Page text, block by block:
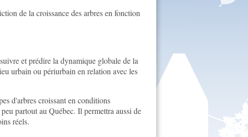
de la croissance des arbres en fonction
et prédire la dynamique globale de la
urbain ou périurbain en relation avec les
d'arbres croissant en conditions
partout au Québec. Il permettra aussi de
réels.